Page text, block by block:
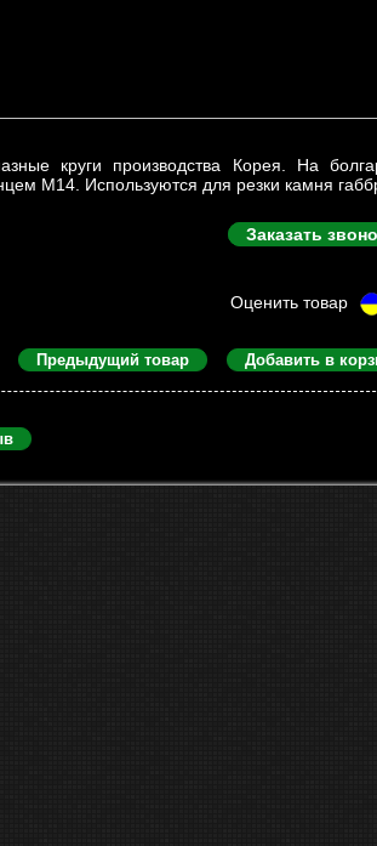
круги производства Корея. На
М14. Используются для резки камня
Заказать
Предыдущий товар Добавить в